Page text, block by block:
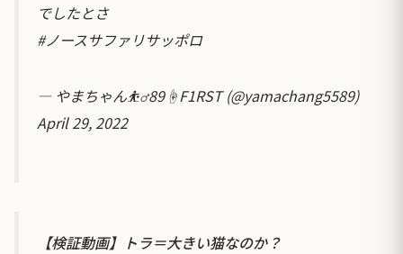
でしたとさ
#ノースサファリサッポロ
— やまちゃん⛹️‍♂️89☝F1RST (@yamachang5589)
April 29, 2022
【検証動画】トラ＝大きい猫なのか？